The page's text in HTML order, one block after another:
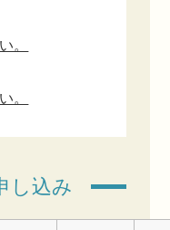
。
。
し込み